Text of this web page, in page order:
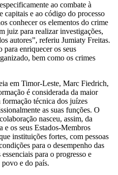
ao combate à
capitais e ao código do processo
conhecer os elementos do crime
juiz para realizar investigações,
autores”, referiu Jumiaty Freitas.
para enriquecer os seus
bem como os crimes
em Timor-Leste, Marc Fiedrich,
é considerada da maior
técnica dos juízes
as suas funções. O
nasceu, assim, da
os seus Estados-Membros
instituições fortes, com pessoas
para o desempenho das
para o progresso e
e do país.